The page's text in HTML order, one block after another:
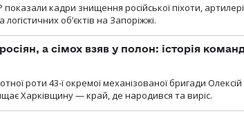
кадри знищення російської піхоти,
об’єктів на Запоріжжі.
а сімох взяв у полон: історія
роти 43-ї окремої механізованої бригади Олексій
Харківщину — край, де народився та виріс.